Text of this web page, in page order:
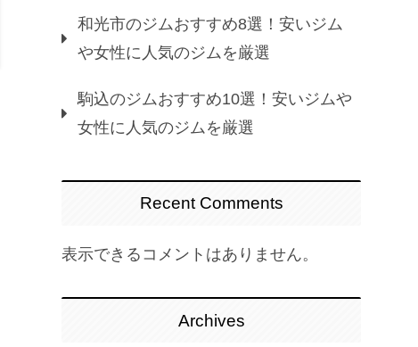
和光市のジムおすすめ8選！安いジム
や女性に人気のジムを厳選
駒込のジムおすすめ10選！安いジムや
女性に人気のジムを厳選
Recent Comments
表示できるコメントはありません。
Archives